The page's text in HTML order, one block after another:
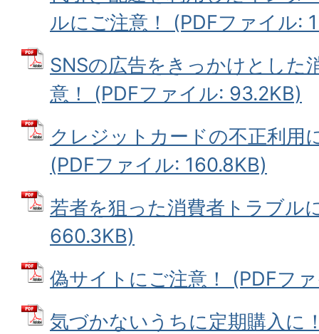
ルにご注意！ (PDFファイル:
SNSの広告をきっかけとした
意！ (PDFファイル: 93.2KB)
クレジットカードの不正利用
(PDFファイル: 160.8KB)
若者を狙った消費者トラブル
660.3KB)
偽サイトにご注意！ (PDFフ
気づかないうちに定期購入に